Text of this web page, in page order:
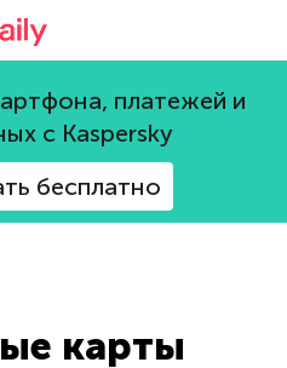
Касперского
платежей и
с Kaspersky
бесплатно
карты